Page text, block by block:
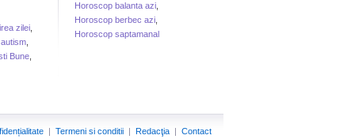
zilei
Bune
Horoscop balanta azi
Horoscop berbec azi
Horoscop saptamanal
| Termeni si conditii | Redacţia | Contact